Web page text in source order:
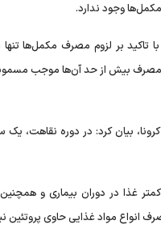
وجود ندارد.
تاکید بر لزوم مصرف مکمل‌ها
مصرف بیش از حد آن‌ها موجب
بیان کرد: در دوره نقاهت، یک
غذا در دوران بیماری و
انواع مواد غذایی حاوی پروتئین